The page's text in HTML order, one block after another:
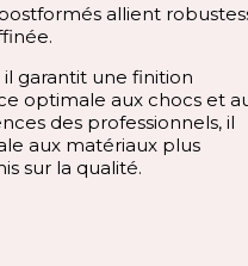
allient
garantit une finition
optimale aux chocs et
des professionnels, il
aux matériaux plus
sur la qualité.